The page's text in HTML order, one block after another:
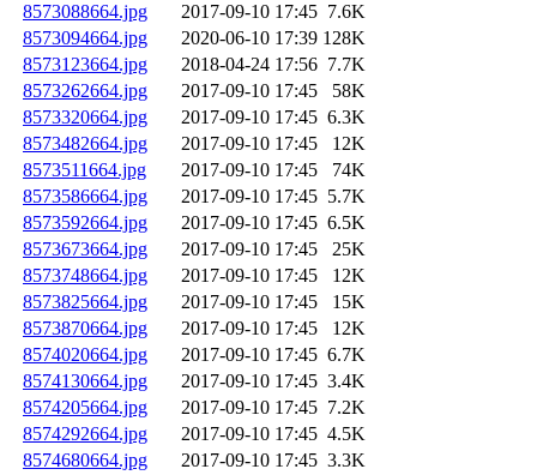
8573088664.jpg
2017-09-10 17:45 7.6K
8573094664.jpg
2020-06-10 17:39 128K
8573123664.jpg
2018-04-24 17:56 7.7K
8573262664.jpg
2017-09-10 17:45
58K
8573320664.jpg
2017-09-10 17:45 6.3K
8573482664.jpg
2017-09-10 17:45
12K
8573511664.jpg
2017-09-10 17:45
74K
8573586664.jpg
2017-09-10 17:45 5.7K
8573592664.jpg
2017-09-10 17:45 6.5K
8573673664.jpg
2017-09-10 17:45
25K
8573748664.jpg
2017-09-10 17:45
12K
8573825664.jpg
2017-09-10 17:45
15K
8573870664.jpg
2017-09-10 17:45
12K
8574020664.jpg
2017-09-10 17:45 6.7K
8574130664.jpg
2017-09-10 17:45 3.4K
8574205664.jpg
2017-09-10 17:45 7.2K
8574292664.jpg
2017-09-10 17:45 4.5K
8574680664.jpg
2017-09-10 17:45 3.3K